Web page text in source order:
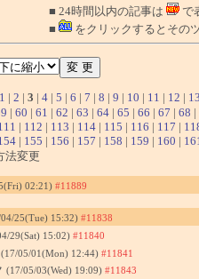
■ 24時間以内の記事は
で
■
をクリックするとその
1 | 2 | 3 | 4 | 5 | 6 | 7 | 8 | 9 | 10 | 11 | 12 | 13
| 60 | 61 | 62 | 63 | 64 | 65 | 66 | 67 | 68 |
| 112 | 113 | 114 | 115 | 116 | 117 |
| 155 | 156 | 157 | 158 | 159 | 160 | 161
法変更
02:21) #11889
25(Tue) 15:32) #11838
29(Sat) 15:02) #11840
(17/05/01(Mon) 12:44) #11841
(17/05/03(Wed) 19:09) #11843